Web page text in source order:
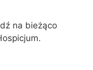
na bieżąco